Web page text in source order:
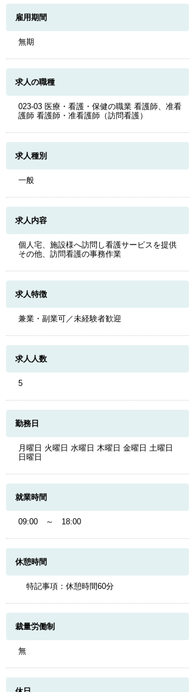
雇用期間
無期
求人の職種
023-03 医療・看護・保健の職業 看護師、准看
護師 看護師・准看護師（訪問看護）
求人種別
一般
求人内容
個人宅、施設様へ訪問し看護サービスを提供
その他、訪問看護の事務作業
求人特徴
兼業・副業可／未経験者歓迎
求人人数
5
勤務日
月曜日 火曜日 水曜日 木曜日 金曜日 土曜日
日曜日
就業時間
09:00 ～ 18:00
休憩時間
特記事項：休憩時間60分
裁量労働制
無